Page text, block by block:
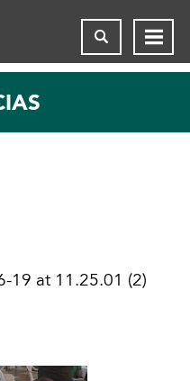
19 at 11.25.01 (2)